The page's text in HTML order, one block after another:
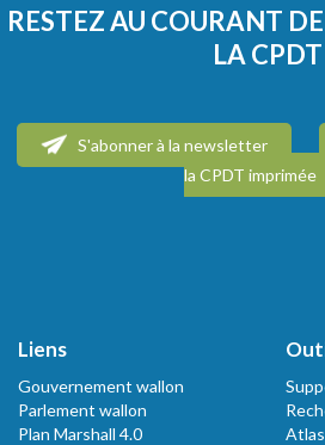
RESTEZ AU COURANT
LA CPDT
S'abonner à la newsletter
la CPDT imprimée
Liens
Gouvernement wallon
Parlement wallon
Plan Marshall 4.0